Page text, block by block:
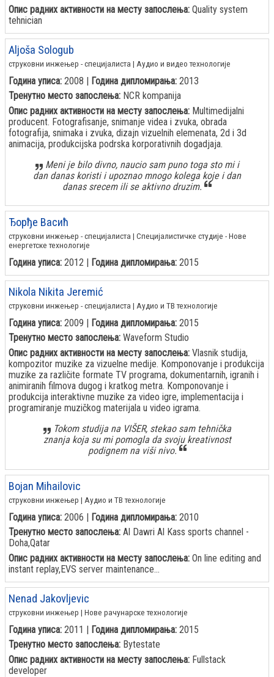
Опис радних активности на месту запослења: Quality system
tehnician
Aljoša Sologub
струковни инжењер - специјалиста | Аудио и видео технологије
Година уписа: 2008 | Година дипломирања: 2013
Тренутно место запослења: NCR kompanija
Опис радних активности на месту запослења: Multimedijalni
producent. Fotografisanje, snimanje videa i zvuka, obrada
fotografija, snimaka i zvuka, dizajn vizuelnih elemenata, 2d i 3d
animacija, produkcijska podrska korporativnih dogadjaja.
Meni je bilo divno, naucio sam puno toga sto mi i
dan danas koristi i upoznao mnogo kolega koje i dan
danas srecem ili se aktivno druzim.
Ђорђе Васић
струковни инжењер - специјалиста | Специјалистичке студије - Нове
енергетске технологије
Година уписа: 2012 | Година дипломирања: 2015
Nikola Nikita Jeremić
струковни инжењер - специјалиста | Аудио и ТВ технологије
Година уписа: 2009 | Година дипломирања: 2015
Тренутно место запослења: Waveform Studio
Опис радних активности на месту запослења: Vlasnik studija,
kompozitor muzike za vizuelne medije. Komponovanje i produkcija
muzike za različite formate TV programa, dokumentarnih, igranih i
animiranih filmova dugog i kratkog metra. Komponovanje i
produkcija interaktivne muzike za video igre, implementacija i
programiranje muzičkog materijala u video igrama.
Tokom studija na VIŠER, stekao sam tehnička
znanja koja su mi pomogla da svoju kreativnost
podignem na viši nivo.
Bojan Mihailovic
струковни инжењер | Аудио и ТВ технологије
Година уписа: 2006 | Година дипломирања: 2010
Тренутно место запослења: Al Dawri Al Kass sports channel -
Doha,Qatar
Опис радних активности на месту запослења: On line editing and
instant replay,EVS server maintenance...
Nenad Jakovljevic
струковни инжењер | Нове рачунарске технологије
Година уписа: 2011 | Година дипломирања: 2015
Тренутно место запослења: Bytestate
Опис радних активности на месту запослења: Fullstack
developer